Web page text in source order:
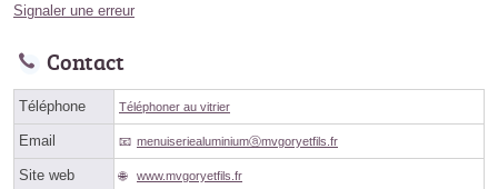
Signaler une erreur
Contact
Téléphone Téléphoner au vitrier
Email menuiseriealuminiumⓐmvgoryetfils.fr
Site web www.mvgoryetfils.fr